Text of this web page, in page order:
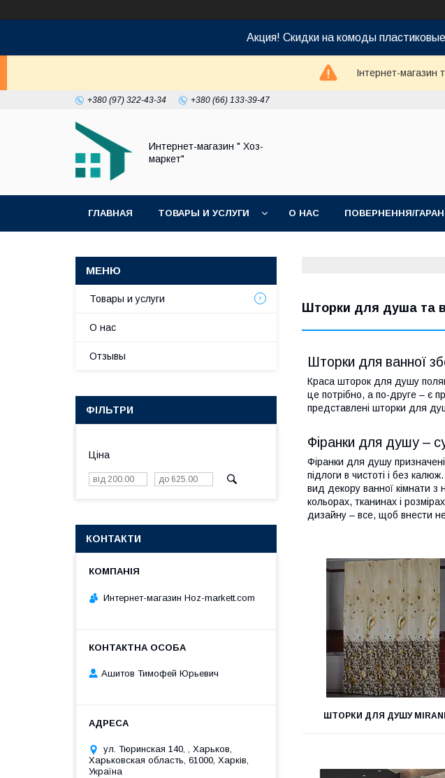
Акция! Скидки на комоды
Інтернет-магазин
+380 (97) 322-43-34 +380 (66) 133-39-47
Интернет-магазин " Хоз-
маркет"
ГЛАВНАЯ ТОВАРЫ И УСЛУГИ О НАС ПОВЕРНЕННЯ/
Шторки для душа та
Шторки для ванної
Краса шторок для душу
це потрібно, а по-друге – є
представлені шторки для
Фіранки для душу –
Фіранки для душу
підлоги в чистоті і без
вид декору ванної кімнати з
кольорах, тканинах і
дизайну – все, щоб внести
ШТОРКИ ДЛЯ ДУШУ
Товары и услуги
О нас
Отзывы
ФІЛЬТРИ
Ціна
КОНТАКТИ
Интернет-магазин Hoz-markett.com
Ашитов Тимофей Юрьевич
ул. Тюринская 140, , Харьков,
Харьковская область, 61000, Харків,
Україна